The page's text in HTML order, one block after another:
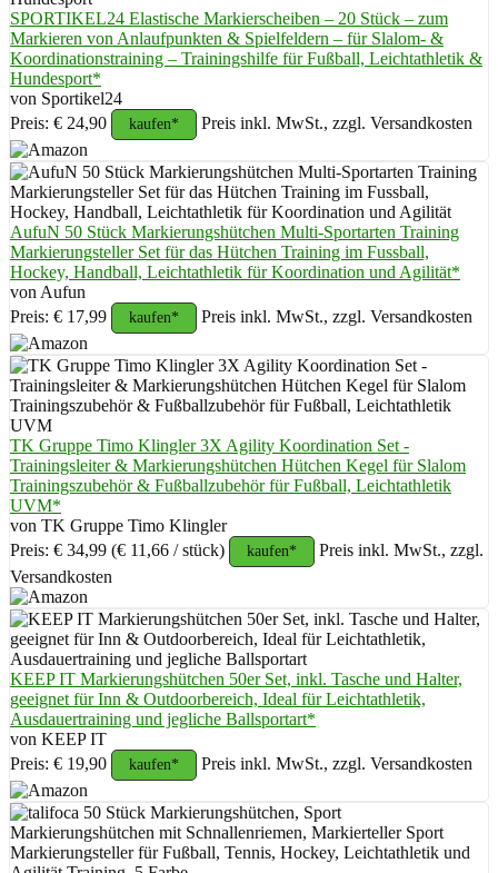
SPORTIKEL24 Elastische Markierscheiben – 20 Stück – zum
Markieren von Anlaufpunkten & Spielfeldern – für Slalom- &
Koordinationstraining – Trainingshilfe für Fußball, Leichtathletik &
Hundesport*
von Sportikel24
Preis: € 24,90
kaufen* Preis inkl. MwSt., zzgl. Versandkosten
AufuN 50 Stück Markierungshütchen Multi-Sportarten Training
Markierungsteller Set für das Hütchen Training im Fussball,
Hockey, Handball, Leichtathletik für Koordination und Agilität*
von Aufun
Preis: € 17,99
kaufen* Preis inkl. MwSt., zzgl. Versandkosten
TK Gruppe Timo Klingler 3X Agility Koordination Set -
Trainingsleiter & Markierungshütchen Hütchen Kegel für Slalom
Trainingszubehör & Fußballzubehör für Fußball, Leichtathletik
UVM*
von TK Gruppe Timo Klingler
Preis: € 34,99 (€ 11,66 / stück) kaufen*
Preis inkl. MwSt., zzgl.
Versandkosten
KEEP IT Markierungshütchen 50er Set, inkl. Tasche und Halter,
geeignet für Inn & Outdoorbereich, Ideal für Leichtathletik,
Ausdauertraining und jegliche Ballsportart*
von KEEP IT
Preis: € 19,90
kaufen* Preis inkl. MwSt., zzgl. Versandkosten